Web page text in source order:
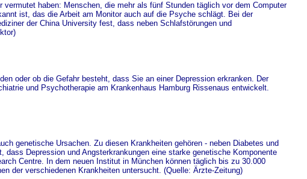
haben: Menschen, die mehr als fünf Stunden täglich vor dem Computer
ist, das die Arbeit am Monitor auch auf die Psyche schlägt. Bei der
der China University fest, dass neben Schlafstörungen und
oder ob die Gefahr besteht, dass Sie an einer Depression erkranken. Der
und Psychotherapie am Krankenhaus Hamburg Rissenaus entwickelt.
genetische Ursachen. Zu diesen Krankheiten gehören - neben Diabetes und
Depression und Angsterkrankungen eine starke genetische Komponente
Centre. In dem neuen Institut in München können täglich bis zu 30.000
der verschiedenen Krankheiten untersucht. (Quelle: Ärzte-Zeitung)